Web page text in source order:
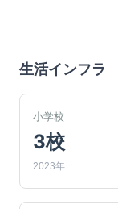
生活インフラ
小学校
3校
2023年